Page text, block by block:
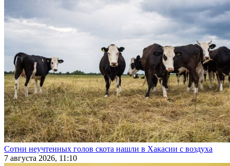
Сотни неучтенных голов скота нашли в Хакасии с воздуха
7 августа 2026, 11:10